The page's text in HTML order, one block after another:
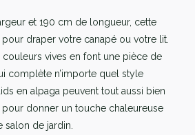
et 190 cm de longueur, cette
draper votre canapé ou votre lit.
couleurs vives en font une pièce de
complète n’importe quel style
en alpaga peuvent tout aussi bien
donner un touche chaleureuse
salon de jardin.